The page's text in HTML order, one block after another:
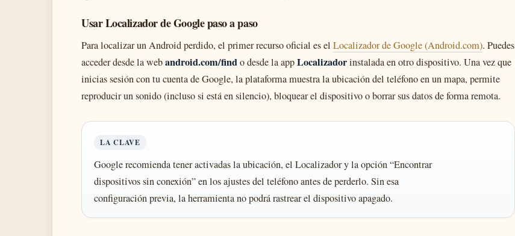
Usar Localizador de Google paso a paso
Para localizar un Android perdido, el primer recurso oficial es el Localizador de Google (Android.com). Puedes
acceder desde la webandroid.com/findo desde la appLocalizadorinstalada en otro dispositivo. Una vez que
inicias sesión con tu cuenta de Google, la plataforma muestra la ubicación del teléfono en un mapa, permite
reproducir un sonido (incluso si está en silencio), bloquear el dispositivo o borrar sus datos de forma remota.
LA CLAVE
Google recomienda tener activadas la ubicación, el Localizador y la opción “Encontrar
dispositivos sin conexión” en los ajustes del teléfono antes de perderlo. Sin esa
configuración previa, la herramienta no podrá rastrear el dispositivo apagado.